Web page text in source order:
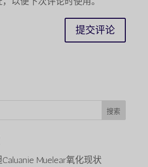
搜索
Muelear氧化现状